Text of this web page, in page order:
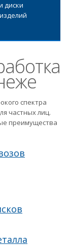
диски
спектра
частных лиц.
преимущества